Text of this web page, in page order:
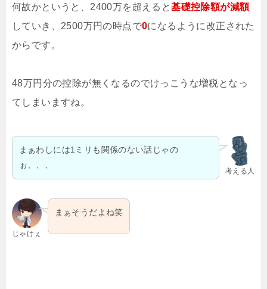
何故かというと、2400万を超えると基礎控除額が減額
していき、2500万円の時点で0になるように改正された
からです。
48万円分の控除が無くなるのでけっこうな増税となっ
てしまいますね。
考える人
まぁわしには1ミリも関係のない話じゃの
ぉ、、、
じゃけぇ
まぁそうだよね笑